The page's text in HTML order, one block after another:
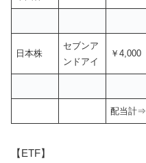
日本株
セブンア
ンドアイ
￥4,000
配当計⇒
【ETF】